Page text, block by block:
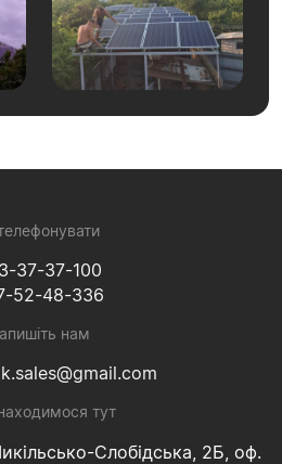
37-37-100
52-48-336
нам
тут
Слобідська, 2Б, оф.